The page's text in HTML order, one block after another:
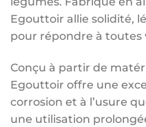
Egouttoir allie solidité,
pour répondre à toutes
Conçu à partir de
Egouttoir offre une
corrosion et à l’usure
une utilisation